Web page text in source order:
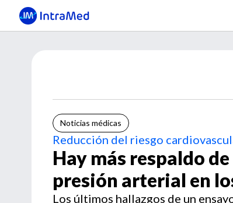
Noticias médicas
Reducción del riesgo
Hay más respaldo
presión arterial en
Los últimos hallazgos de un